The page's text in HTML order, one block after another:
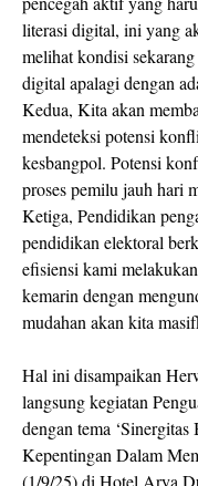
literasi digital, ini yang
melihat kondisi
digital apalagi dengan
Kedua, Kita akan
mendeteksi potensi
kesbangpol. Potensi
proses pemilu jauh hari
Ketiga, Pendidikan
pendidikan elektoral
efisiensi kami
kemarin dengan
mudahan akan kita
Hal ini disampaikan
langsung kegiatan
dengan tema
Kepentingan Dalam
(1/9/25) di Hotel Arya